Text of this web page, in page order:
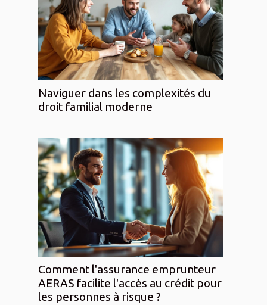
Naviguer dans les complexités du
droit familial moderne
Comment l'assurance emprunteur
AERAS facilite l'accès au crédit pour
les personnes à risque ?